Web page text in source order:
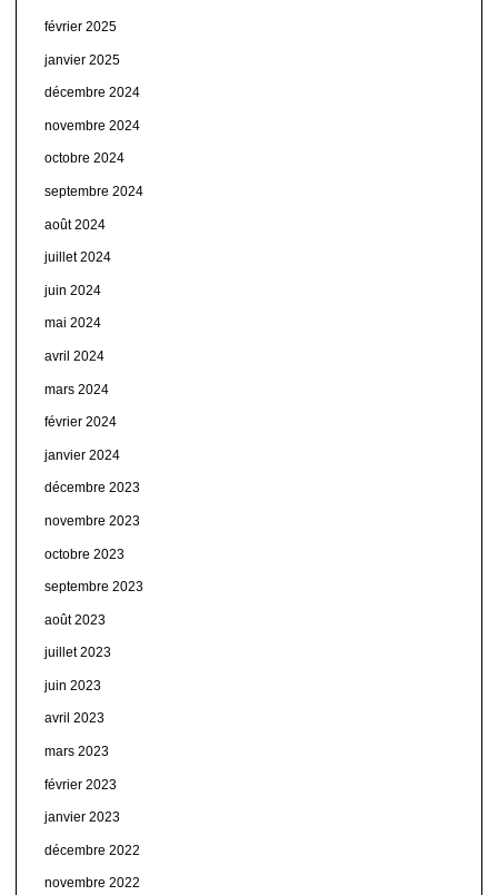
février 2025
janvier 2025
décembre 2024
novembre 2024
octobre 2024
septembre 2024
août 2024
juillet 2024
juin 2024
mai 2024
avril 2024
mars 2024
février 2024
janvier 2024
décembre 2023
novembre 2023
octobre 2023
septembre 2023
août 2023
juillet 2023
juin 2023
avril 2023
mars 2023
février 2023
janvier 2023
décembre 2022
novembre 2022